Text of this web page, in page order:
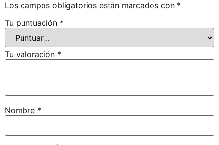
Los campos obligatorios están marcados con *
Tu puntuación *
Tu valoración *
Nombre *